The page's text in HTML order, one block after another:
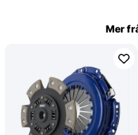
Mer